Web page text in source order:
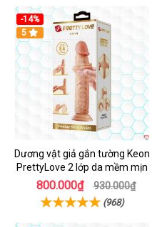
-14%
5
Dương vật giả gắn tường Keon
PrettyLove 2 lớp da mềm mịn
800.000₫ 930.000₫
(968)